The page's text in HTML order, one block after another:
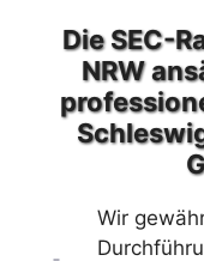
Die SEC-
NRW
Wir